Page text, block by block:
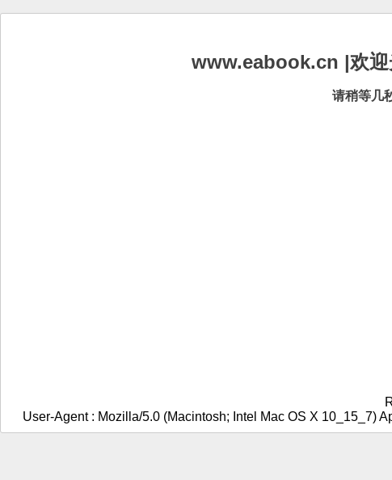
www.eabook.cn |欢迎
请稍等几
User-Agent : Mozilla/5.0 (Macintosh; Intel Mac OS X 10_15_7)